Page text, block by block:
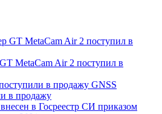
MetaCam Air 2 поступил в
GNSS
в продажу